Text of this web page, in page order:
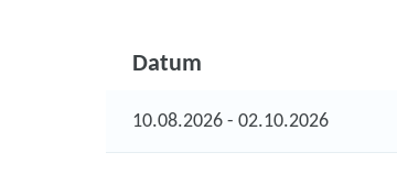
Datum
10.08.2026 - 02.10.2026